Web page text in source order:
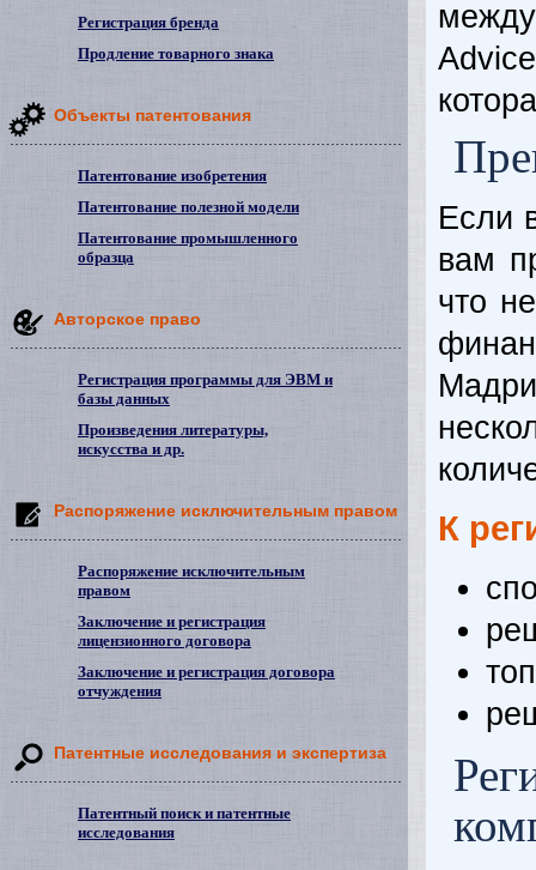
Регистрация бренда
Продление товарного знака
Объекты патентования
Патентование изобретения
Патентование полезной модели
Патентование промышленного
образца
Авторское право
Регистрация программы для ЭВМ и
базы данных
Произведения литературы,
искусства и др.
Распоряжение исключительным правом
Распоряжение исключительным
правом
Заключение и регистрация
лицензионного договора
Заключение и регистрация договора
отчуждения
Патентные исследования и экспертиза
Патентный поиск и патентные
исследования
Если
вам
что
К